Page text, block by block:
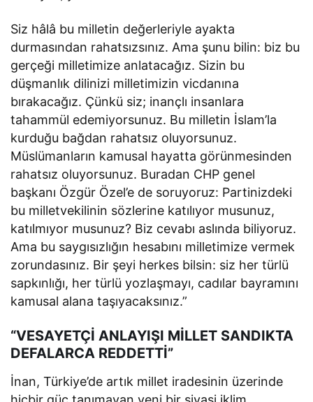
Siz hâlâ bu milletin değerleriyle ayakta
durmasından rahatsızsınız. Ama şunu bilin: biz bu
gerçeği milletimize anlatacağız. Sizin bu
düşmanlık dilinizi milletimizin vicdanına
bırakacağız. Çünkü siz; inançlı insanlara
tahammül edemiyorsunuz. Bu milletin İslam’la
kurduğu bağdan rahatsız oluyorsunuz.
Müslümanların kamusal hayatta görünmesinden
rahatsız oluyorsunuz. Buradan CHP genel
başkanı Özgür Özel’e de soruyoruz: Partinizdeki
bu milletvekilinin sözlerine katılıyor musunuz,
katılmıyor musunuz? Biz cevabı aslında biliyoruz.
Ama bu saygısızlığın hesabını milletimize vermek
zorundasınız. Bir şeyi herkes bilsin: siz her türlü
sapkınlığı, her türlü yozlaşmayı, cadılar bayramını
kamusal alana taşıyacaksınız.”
“VESAYETÇİ ANLAYIŞI MİLLET SANDIKTA
DEFALARCA REDDETTİ”
İnan, Türkiye’de artık millet iradesinin üzerinde